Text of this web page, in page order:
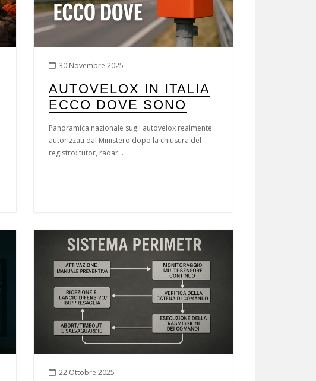
30 Novembre 2025
AUTOVELOX IN ITALIA
ECCO DOVE SONO
Panoramica nazionale sugli autovelox realmente
autorizzati dal Ministero dopo la chiusura del
registro: tutor, radar...
22 Ottobre 2025